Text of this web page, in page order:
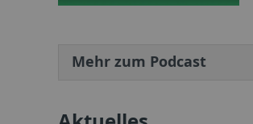
Mehr zum Podcast